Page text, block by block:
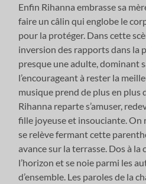
Enfin Rihanna embrasse sa
faire un câlin qui englobe le
pour la protéger. Dans cette
inversion des rapports dans la
presque une adulte, dominant
l’encourageant à rester la
musique prend de plus en plus
Rihanna reparte s’amuser,
fille joyeuse et insouciante. On
se relève fermant cette
avance sur la terrasse. Dos à la
l’horizon et se noie parmi les
d’ensemble. Les paroles de la